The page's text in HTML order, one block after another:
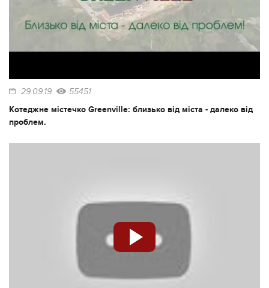
29.09.19 55451
Котеджне містечко Greenville: близько від міста - далеко від
проблем.